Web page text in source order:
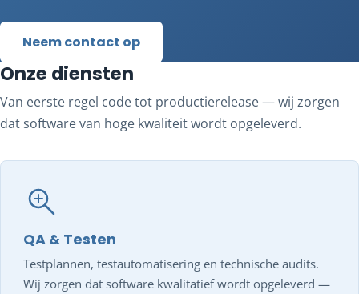
Neem contact op
Onze diensten
Van eerste regel code tot productierelease — wij zorgen
dat software van hoge kwaliteit wordt opgeleverd.
QA & Testen
Testplannen, testautomatisering en technische audits.
Wij zorgen dat software kwalitatief wordt opgeleverd —